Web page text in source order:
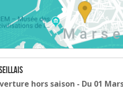
hors saison - Du 01